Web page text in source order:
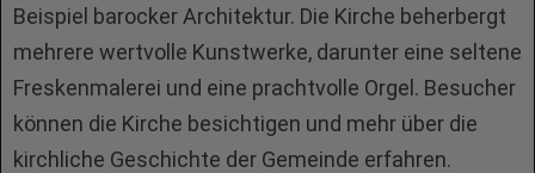
Beispiel barocker Architektur. Die Kirche beherbergt
mehrere wertvolle Kunstwerke, darunter eine seltene
Freskenmalerei und eine prachtvolle Orgel. Besucher
können die Kirche besichtigen und mehr über die
kirchliche Geschichte der Gemeinde erfahren.